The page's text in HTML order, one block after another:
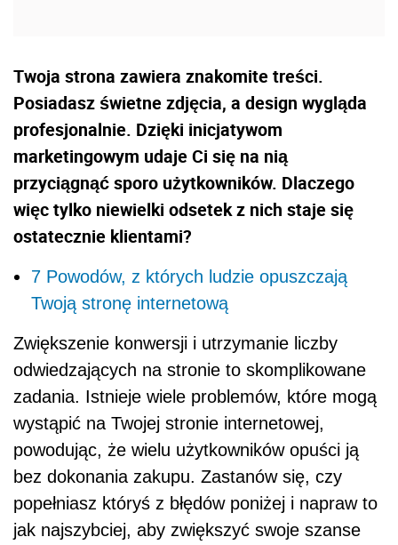
Twoja strona zawiera znakomite treści.
Posiadasz świetne zdjęcia, a design wygląda
profesjonalnie. Dzięki inicjatywom
marketingowym udaje Ci się na nią
przyciągnąć sporo użytkowników. Dlaczego
więc tylko niewielki odsetek z nich staje się
ostatecznie klientami?
7 Powodów, z których ludzie opuszczają
Twoją stronę internetową
Zwiększenie konwersji i utrzymanie liczby
odwiedzających na stronie to skomplikowane
zadania. Istnieje wiele problemów, które mogą
wystąpić na Twojej stronie internetowej,
powodując, że wielu użytkowników opuści ją
bez dokonania zakupu. Zastanów się, czy
popełniasz któryś z błędów poniżej i napraw to
jak najszybciej, aby zwiększyć swoje szanse